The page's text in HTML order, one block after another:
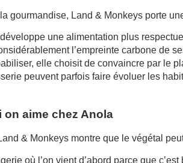
gourmandise, Land & Monkeys porte
développe une alimentation plus
l’empreinte carbone de
elle choisit de convaincre par le
peuvent parfois faire évoluer les
on aime chez Anola
& Monkeys montre que le végétal
où l’on vient d’abord parce que